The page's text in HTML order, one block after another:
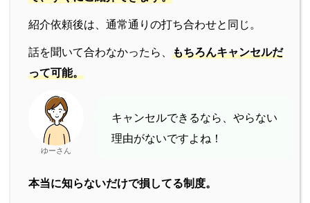
紹介依頼後は、通常通りの打ち合わせと同じ。
話を聞いて合わなかったら、 もちろんキャンセルだ
って可能。
ゆーさん
キャンセルできるなら、やらない
理由がないですよね！
本当に知らないだけで損してる制度。